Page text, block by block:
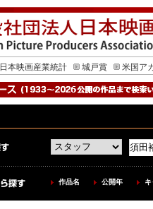
日本映画産業統計 城戸賞 米国ア
作品名 公開年